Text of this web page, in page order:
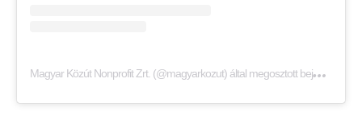
M
agyar Közút Nonprofit Zrt. (@magyarkozut) által megosztott bejegyzés